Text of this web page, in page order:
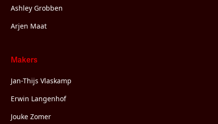
Ashley Grobben
Arjen Maat
Makers
Jan-Thijs Vlaskamp
Erwin Langenhof
Jouke Zomer